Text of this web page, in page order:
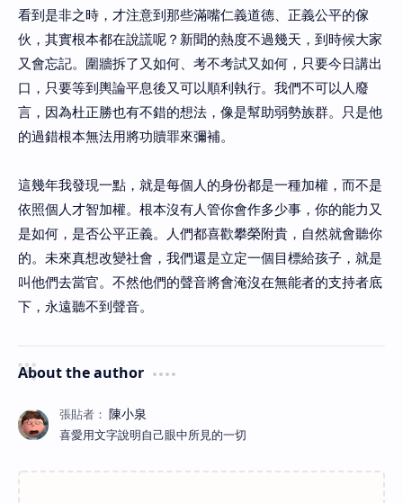
看到是非之時，才注意到那些滿嘴仁義道德、正義公平的傢
伙，其實根本都在說謊呢？新聞的熱度不過幾天，到時候大家
又會忘記。圍牆拆了又如何、考不考試又如何，只要今日講出
口，只要等到輿論平息後又可以順利執行。我們不可以人廢
言，因為杜正勝也有不錯的想法，像是幫助弱勢族群。只是他
的過錯根本無法用將功贖罪來彌補。
這幾年我發現一點，就是每個人的身份都是一種加權，而不是
依照個人才智加權。根本沒有人管你會作多少事，你的能力又
是如何，是否公平正義。人們都喜歡攀榮附貴，自然就會聽你
的。未來真想改變社會，我們還是立定一個目標給孩子，就是
叫他們去當官。不然他們的聲音將會淹沒在無能者的支持者底
下，永遠聽不到聲音。
About the author
喜愛用文字說明自己眼中所見的一切